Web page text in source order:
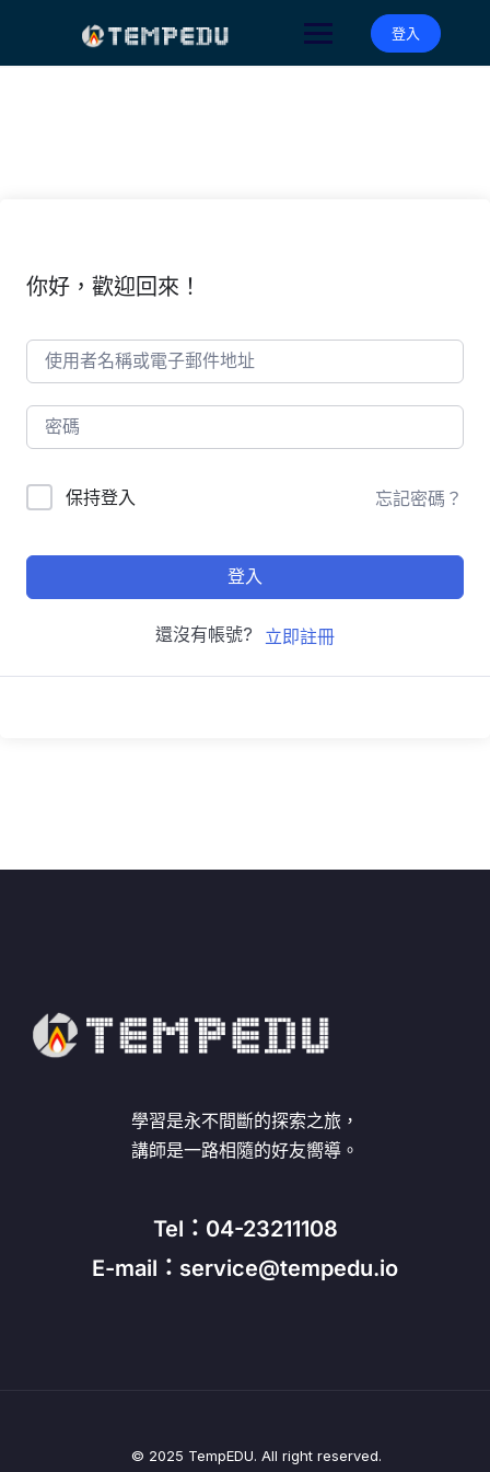
登入
你好，歡迎回來！
保持登入 忘記密碼？
登入
還沒有帳號? 立即註冊
學習是永不間斷的探索之旅，
講師是一路相隨的好友嚮導。
Tel：04-23211108
E-mail：service@tempedu.io
© 2025 TempEDU. All right reserved.